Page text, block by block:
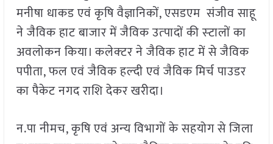
मनीषा धाकड एवं कृषि वैज्ञानिकों, एसडएम संजीव साहू
ने जैविक हाट बाजार में जैविक उत्‍पादों की स्‍टालों का
अवलोकन किया। कलेक्‍टर ने जैविक हाट में से जैविक
पपीता, फल एवं जैविक हल्‍दी एवं जैविक मिर्च पाउडर
का पैकेट नगद राशि देकर खरीदा।
न.पा नीमच, कृषि एवं अन्‍य विभागों के सहयोग से जिला